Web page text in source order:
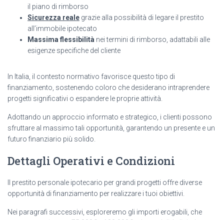
il piano di rimborso
Sicurezza reale grazie alla possibilità di legare il prestito
all’immobile ipotecato
Massima flessibilità nei termini di rimborso, adattabili alle
esigenze specifiche del cliente
In Italia, il contesto normativo favorisce questo tipo di
finanziamento, sostenendo coloro che desiderano intraprendere
progetti significativi o espandere le proprie attività.
Adottando un approccio informato e strategico, i clienti possono
sfruttare al massimo tali opportunità, garantendo un presente e un
futuro finanziario più solido.
Dettagli Operativi e Condizioni
Il prestito personale ipotecario per grandi progetti offre diverse
opportunità di finanziamento per realizzare i tuoi obiettivi.
Nei paragrafi successivi, esploreremo gli importi erogabili, che